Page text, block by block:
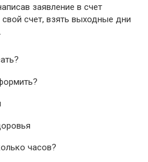
заявление в счет
счет, взять выходные дни
часов?